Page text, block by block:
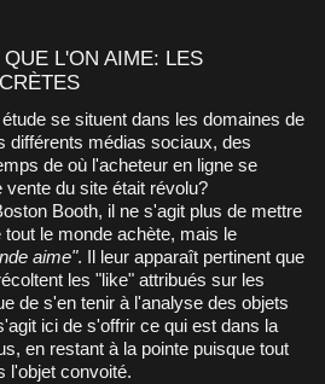
L'ON AIME: LES
différents médias sociaux, des
de où l'acheteur en ligne se
vente du site était révolu?
Booth, il ne s'agit plus de mettre
le monde achète, mais le
aime". Il leur apparaît pertinent que
les "like" attribués sur les
de s'en tenir à l'analyse des objets
ici de s'offrir ce qui est dans la
en restant à la pointe puisque tout
l'objet convoité.